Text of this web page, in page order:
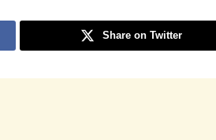
Share on Twitter